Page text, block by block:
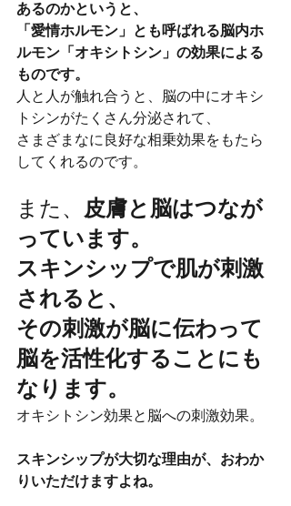
あるのかというと、
「愛情ホルモン」とも呼ばれる脳内ホ
ルモン「オキシトシン」の効果による
ものです。
人と人が触れ合うと、脳の中にオキシ
トシンがたくさん分泌されて、
さまざまなに良好な相乗効果をもたら
してくれるのです。
また、 皮膚と脳はつなが
っています。
スキンシップで肌が刺激
されると、
その刺激が脳に伝わって
脳を活性化することにも
なります。
オキシトシン効果と脳への刺激効果。
スキンシップが大切な理由が、おわか
りいただけますよね。